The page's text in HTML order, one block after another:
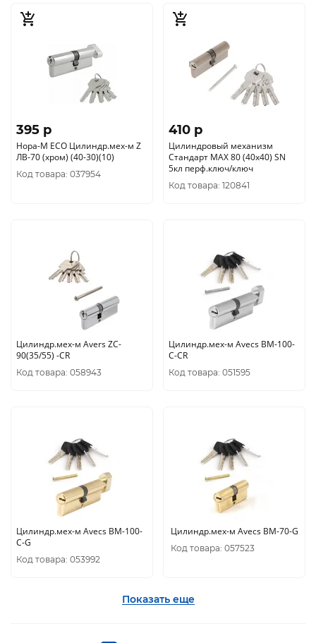
395 p
Нора-М ЕСО Цилиндр.мех-м Z
ЛВ-70 (хром) (40-30)(10)
Код товара: 037954
410 p
Цилиндровый механизм
Стандарт MAX 80 (40х40) SN
5кл перф.ключ/ключ
Код товара: 120841
Цилиндр.мех-м Avers ZC-
90(35/55) -CR
Код товара: 058943
Цилиндр.мех-м Avecs BM-100-
C-CR
Код товара: 051595
Цилиндр.мех-м Avecs BM-100-
C-G
Код товара: 053992
Цилиндр.мех-м Avecs BM-70-G
Код товара: 057523
Показать еще